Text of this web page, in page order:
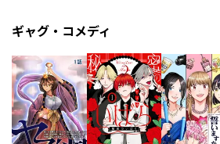
ギャグ・コメディ